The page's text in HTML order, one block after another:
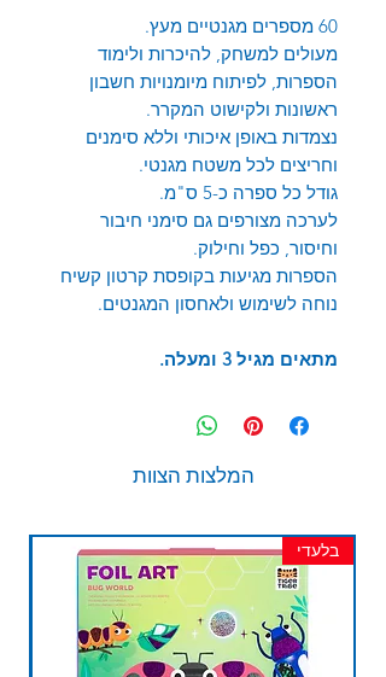
60 מספרים מגנטיים מעץ.
מעולים למשחק, להיכרות ולימוד
הספרות, לפיתוח מיומנויות חשבון
ראשונות ולקישוט המקרר.
נצמדות באופן איכותי וללא סימנים
וחריצים לכל משטח מגנטי.
גודל כל ספרה כ-5 ס"מ.
לערכה מצורפים גם סימני חיבור
וחיסור, כפל וחילוק.
הספרות מגיעות בקופסת קרטון קשיח
נוחה לשימוש ולאחסון המגנטים.
מתאים מגיל 3 ומעלה.
המלצות הצוות
בלעדי